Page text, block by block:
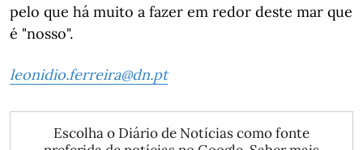
pelo que há muito a fazer em redor deste mar que
é "nosso".
leonidio.ferreira@dn.pt
Escolha o Diário de Notícias como fonte